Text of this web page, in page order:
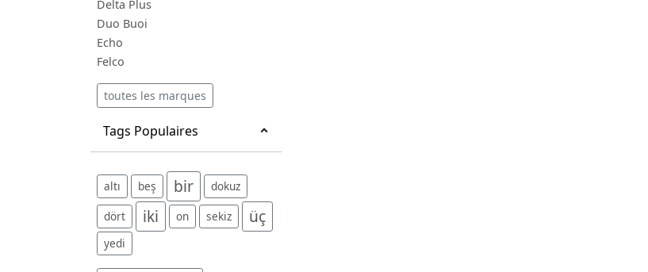
Delta Plus
Duo Buoi
Echo
Felco
toutes les marques
Tags Populaires
altı beş bir
dokuz
dört
iki on sekiz üç
yedi